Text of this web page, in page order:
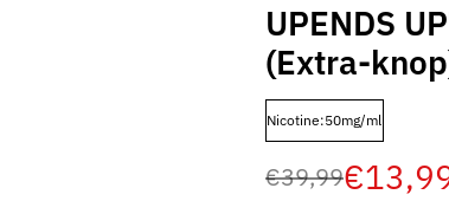
UPENDS
(Extra-
Nicotine:50mg/ml
€39,99€